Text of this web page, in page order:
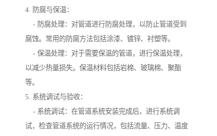
4. 防腐与保温：
- 防腐处理：对管道进行防腐处理，以防止管道受到
腐蚀。常用的防腐方法包括涂漆、镀锌、衬塑等。
- 保温处理：对于需要保温的管道，进行保温处理，
以减少热量损失。保温材料包括岩棉、玻璃棉、聚酯
等。
5. 系统调试与验收：
- 系统调试：在管道系统安装完成后，进行系统调
试，检查管道系统的运行情况，包括流量、压力、温度